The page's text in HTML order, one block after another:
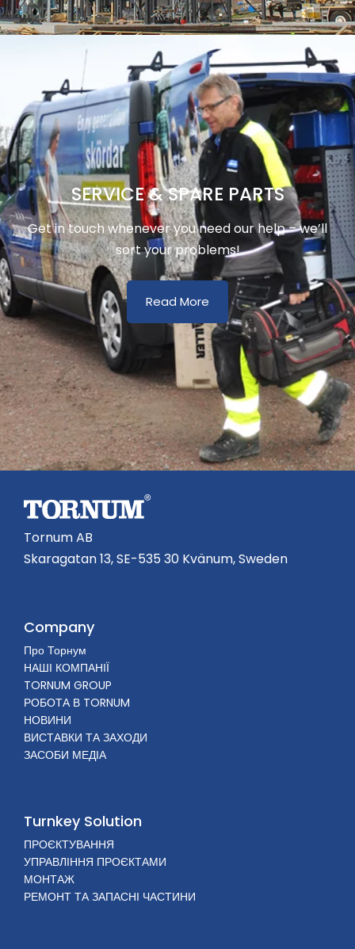
SERVICE & SPARE PARTS
Get in touch whenever you need our help – we’ll
sort your problems!
Read More
Tornum AB
Skaragatan 13, SE-535 30 Kvänum, Sweden
Company
Про Торнум
НАШІ КОМПАНІЇ
TORNUM GROUP
РОБОТА В TORNUM
НОВИНИ
ВИСТАВКИ ТА ЗАХОДИ
ЗАСОБИ МЕДІА
Turnkey Solution
ПРОЄКТУВАННЯ
УПРАВЛІННЯ ПРОЄКТАМИ
МОНТАЖ
РЕМОНТ ТА ЗАПАСНІ ЧАСТИНИ